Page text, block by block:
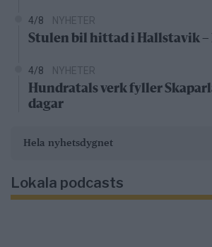
4/8 NYHETER
Stulen bil hittad i Hallstavik
4/8 NYHETER
Hundratals verk fyller
dagar
Hela nyhetsdygnet
Lokala podcasts